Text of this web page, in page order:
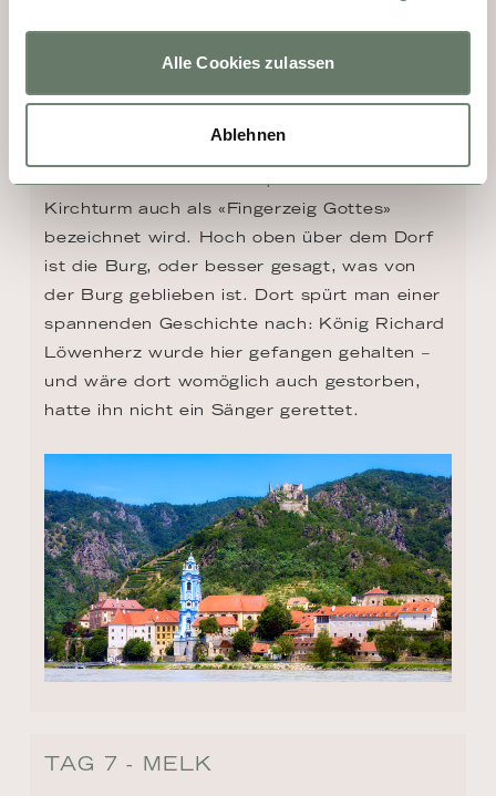
Alle Cookies zulassen
Ablehnen
TAG 7 - DÜRNSTEIN
Kirchturm auch als «Fingerzeig Gottes»
bezeichnet wird. Hoch oben über dem Dorf
ist die Burg, oder besser gesagt, was von
der Burg geblieben ist. Dort spürt man einer
spannenden Geschichte nach: König Richard
Löwenherz wurde hier gefangen gehalten –
und wäre dort womöglich auch gestorben,
hatte ihn nicht ein Sänger gerettet.
TAG 7 - MELK